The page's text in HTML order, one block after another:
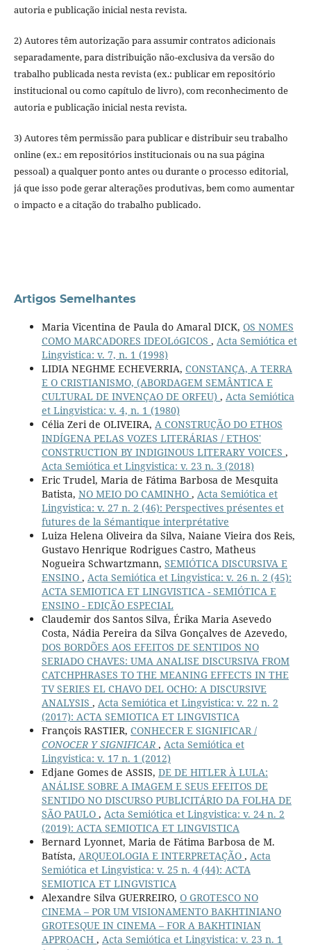
autoria e publicação inicial nesta revista.
2) Autores têm autorização para assumir contratos adicionais
separadamente, para distribuição não-exclusiva da versão do
trabalho publicada nesta revista (ex.: publicar em repositório
institucional ou como capítulo de livro), com reconhecimento de
autoria e publicação inicial nesta revista.
3) Autores têm permissão para publicar e distribuir seu trabalho
online (ex.: em repositórios institucionais ou na sua página
pessoal) a qualquer ponto antes ou durante o processo editorial,
já que isso pode gerar alterações produtivas, bem como aumentar
o impacto e a citação do trabalho publicado.
Artigos Semelhantes
Maria Vicentina de Paula do Amaral DICK, OS NOMES
COMO MARCADORES IDEOLóGICOS , Acta Semiótica et
Lingvistica: v. 7, n. 1 (1998)
LIDIA NEGHME ECHEVERRIA, CONSTANÇA, A TERRA
E O CRISTIANISMO, (ABORDAGEM SEMÂNTICA E
CULTURAL DE INVENÇAO DE ORFEU) , Acta Semiótica
et Lingvistica: v. 4, n. 1 (1980)
Célia Zeri de OLIVEIRA, A CONSTRUÇÃO DO ETHOS
INDÍGENA PELAS VOZES LITERÁRIAS / ETHOS'
CONSTRUCTION BY INDIGINOUS LITERARY VOICES ,
Acta Semiótica et Lingvistica: v. 23 n. 3 (2018)
Eric Trudel, Maria de Fátima Barbosa de Mesquita
Batista, NO MEIO DO CAMINHO , Acta Semiótica et
Lingvistica: v. 27 n. 2 (46): Perspectives présentes et
futures de la Sémantique interprétative
Luiza Helena Oliveira da Silva, Naiane Vieira dos Reis,
Gustavo Henrique Rodrigues Castro, Matheus
Nogueira Schwartzmann, SEMIÓTICA DISCURSIVA E
ENSINO , Acta Semiótica et Lingvistica: v. 26 n. 2 (45):
ACTA SEMIOTICA ET LINGVISTICA - SEMIÓTICA E
ENSINO - EDIÇÃO ESPECIAL
Claudemir dos Santos Silva, Érika Maria Asevedo
Costa, Nádia Pereira da Silva Gonçalves de Azevedo,
DOS BORDÕES AOS EFEITOS DE SENTIDOS NO
SERIADO CHAVES: UMA ANALISE DISCURSIVA FROM
CATCHPHRASES TO THE MEANING EFFECTS IN THE
TV SERIES EL CHAVO DEL OCHO: A DISCURSIVE
ANALYSIS , Acta Semiótica et Lingvistica: v. 22 n. 2
(2017): ACTA SEMIOTICA ET LINGVISTICA
François RASTIER, CONHECER E SIGNIFICAR /
CONOCER Y SIGNIFICAR , Acta Semiótica et
Lingvistica: v. 17 n. 1 (2012)
Edjane Gomes de ASSIS, DE DE HITLER À LULA:
ANÁLISE SOBRE A IMAGEM E SEUS EFEITOS DE
SENTIDO NO DISCURSO PUBLICITÁRIO DA FOLHA DE
SÃO PAULO , Acta Semiótica et Lingvistica: v. 24 n. 2
(2019): ACTA SEMIOTICA ET LINGVISTICA
Bernard Lyonnet, Maria de Fátima Barbosa de M.
Batísta, ARQUEOLOGIA E INTERPRETAÇÃO , Acta
Semiótica et Lingvistica: v. 25 n. 4 (44): ACTA
SEMIOTICA ET LINGVISTICA
Alexandre Silva GUERREIRO, O GROTESCO NO
CINEMA – POR UM VISIONAMENTO BAKHTINIANO
GROTESQUE IN CINEMA – FOR A BAKHTINIAN
APPROACH , Acta Semiótica et Lingvistica: v. 23 n. 1